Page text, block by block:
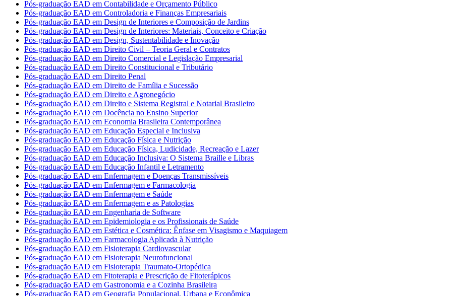
Pós-graduação EAD em Contabilidade e Orçamento Público
Pós-graduação EAD em Controladoria e Finanças Empresariais
Pós-graduação EAD em Design de Interiores e Composição de Jardins
Pós-graduação EAD em Design de Interiores: Materiais, Conceito e Criação
Pós-graduação EAD em Design, Sustentabilidade e Inovação
Pós-graduação EAD em Direito Civil – Teoria Geral e Contratos
Pós-graduação EAD em Direito Comercial e Legislação Empresarial
Pós-graduação EAD em Direito Constitucional e Tributário
Pós-graduação EAD em Direito Penal
Pós-graduação EAD em Direito de Família e Sucessão
Pós-graduação EAD em Direito e Agronegócio
Pós-graduação EAD em Direito e Sistema Registral e Notarial Brasileiro
Pós-graduação EAD em Docência no Ensino Superior
Pós-graduação EAD em Economia Brasileira Contemporânea
Pós-graduação EAD em Educação Especial e Inclusiva
Pós-graduação EAD em Educação Física e Nutrição
Pós-graduação EAD em Educação Física, Ludicidade, Recreação e Lazer
Pós-graduação EAD em Educação Inclusiva: O Sistema Braille e Libras
Pós-graduação EAD em Educação Infantil e Letramento
Pós-graduação EAD em Enfermagem e Doenças Transmissíveis
Pós-graduação EAD em Enfermagem e Farmacologia
Pós-graduação EAD em Enfermagem e Saúde
Pós-graduação EAD em Enfermagem e as Patologias
Pós-graduação EAD em Engenharia de Software
Pós-graduação EAD em Epidemiologia e os Profissionais de Saúde
Pós-graduação EAD em Estética e Cosmética: Ênfase em Visagismo e Maquiagem
Pós-graduação EAD em Farmacologia Aplicada à Nutrição
Pós-graduação EAD em Fisioterapia Cardiovascular
Pós-graduação EAD em Fisioterapia Neurofuncional
Pós-graduação EAD em Fisioterapia Traumato-Ortopédica
Pós-graduação EAD em Fitoterapia e Prescrição de Fitoterápicos
Pós-graduação EAD em Gastronomia e a Cozinha Brasileira
Pós-graduação EAD em Geografia Populacional, Urbana e Econômica